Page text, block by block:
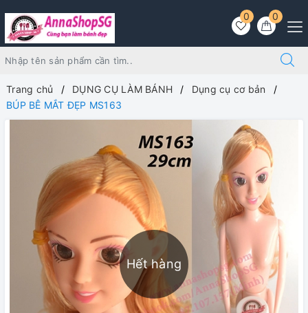
0
0
Trang chủ DỤNG CỤ LÀM BÁNH
Dụng cụ cơ bản
BÚP BÊ MẮT ĐẸP MS163
Hết hàng